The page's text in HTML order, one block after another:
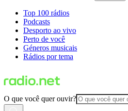
Top 100 rádios
Podcasts
Desporto ao vivo
Perto de você
Géneros musicais
Rádios por tema
O que você quer ouvir?